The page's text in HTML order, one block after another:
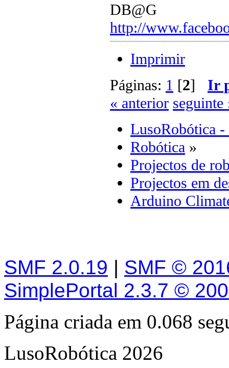
DB@G
http://
Imprimir
Páginas: 1 [2] Ir
« anterior seguinte
LusoRobótica -
Robótica »
Projectos de
Projectos em
Arduino
SMF 2.0.19 | SMF ©
SimplePortal 2.3.7 ©
Página criada em 0.068
LusoRobótica 2026